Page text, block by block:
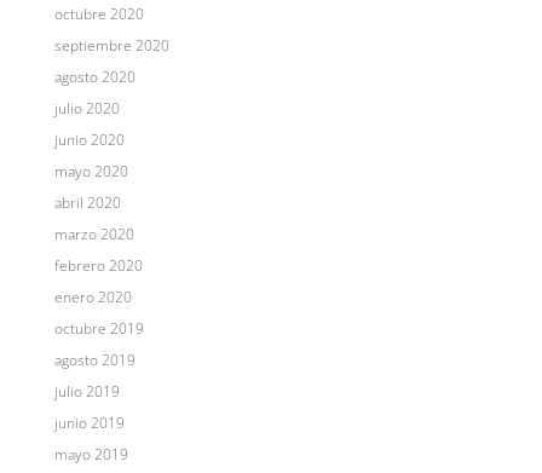
octubre 2020
septiembre 2020
agosto 2020
julio 2020
junio 2020
mayo 2020
abril 2020
marzo 2020
febrero 2020
enero 2020
octubre 2019
agosto 2019
julio 2019
junio 2019
mayo 2019